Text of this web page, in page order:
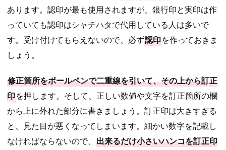
あります。認印が最も使用されますが、銀行印と実印は作
っていても認印はシャチハタで代用している人は多いで
す。受け付けてもらえないので、必ず認印を作っておきま
しょう。
修正箇所をボールペンで二重線を引いて、その上から訂正
印を押します。そして、正しい数値や文字を訂正箇所の欄
から上に外れた部分に書きましょう。訂正印は大きすぎる
と、見た目が悪くなってしまいます。細かい数字を記載し
なければならないので、 出来るだけ小さいハンコを訂正印